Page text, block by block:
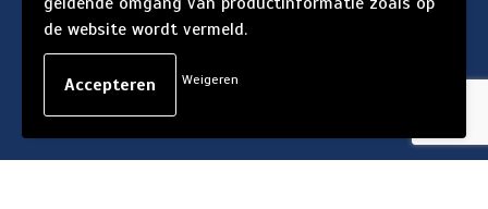
de website wordt vermeld.
Weigeren